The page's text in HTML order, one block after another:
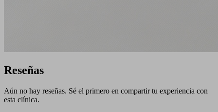
Reseñas
Aún no hay reseñas. Sé el primero en compartir tu experiencia con
esta clínica.